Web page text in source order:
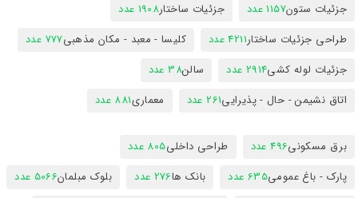
جزئیات ستون1157 عدد جزئیات ساختار1908 عدد
طراحی جزئیات ساختار4211 عدد کلیسا - معبد - مکان مذهبی777 عدد
جزئیات لوله کشی2914 عدد سالن38 عدد
اتاق نشیمن - حال - پذیرایی261 عدد معماری881 عدد
برق مسکونی496 عدد طراحی داخلی805 عدد
پارک - باغ عمومی635 عدد بانک ها276 عدد بلوک مبلمان5066 عدد